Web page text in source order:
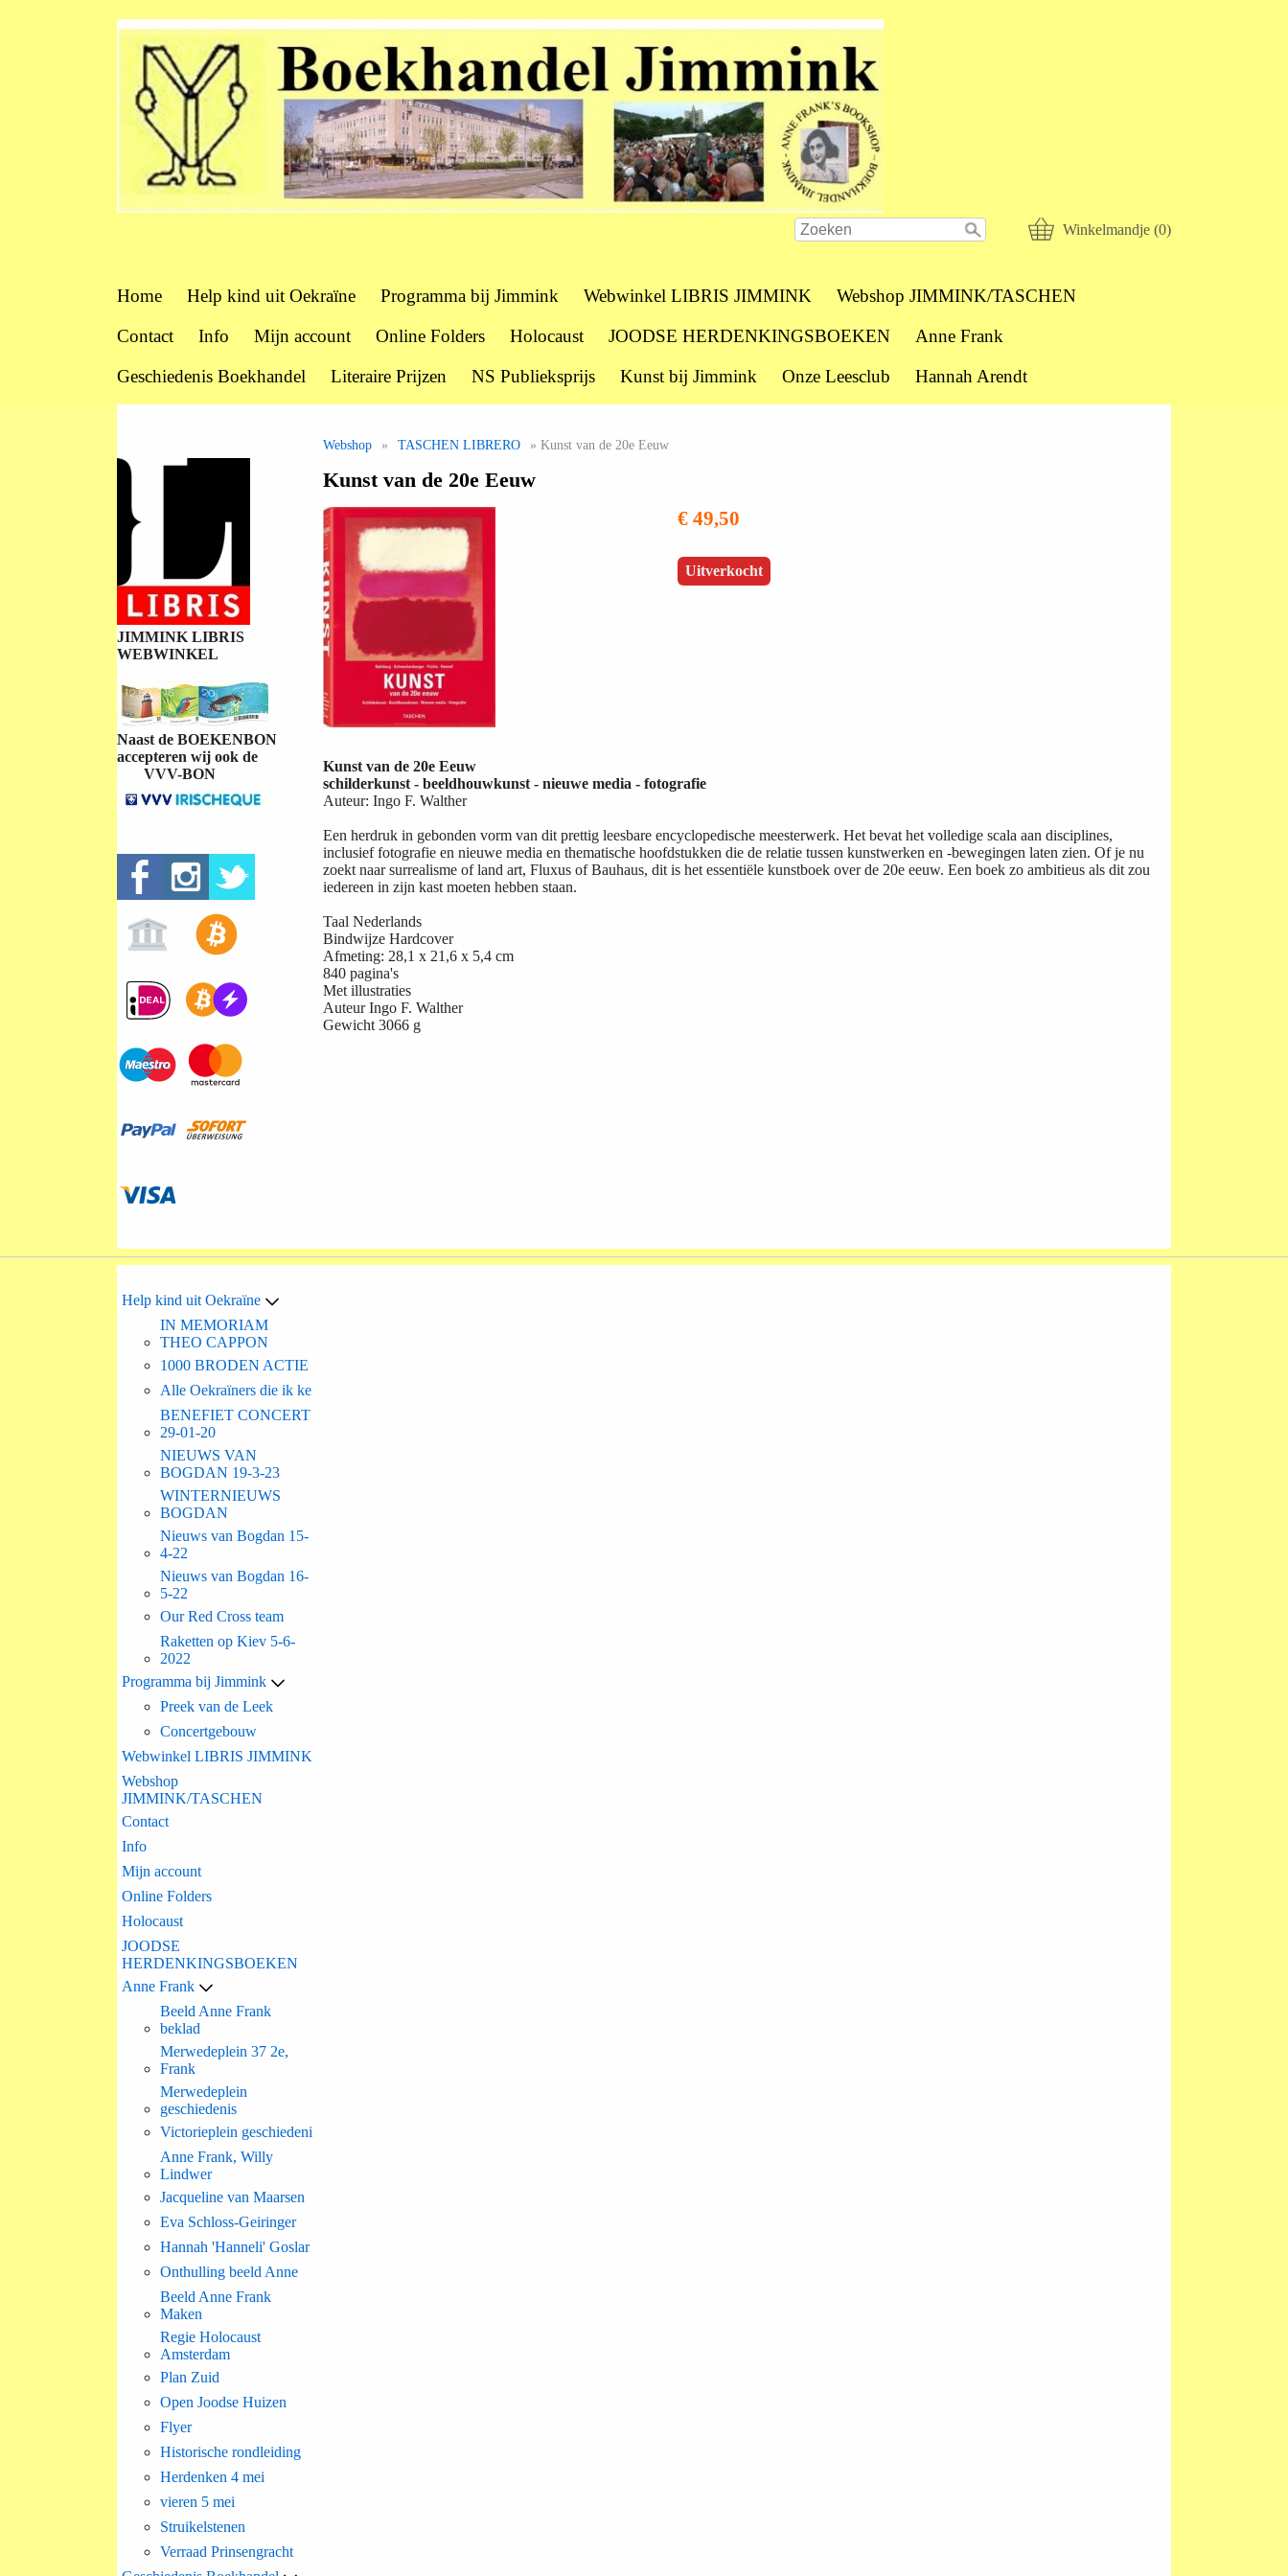
Winkelmandje (0)
Home Help kind uit Oekraïne Programma bij Jimmink Webwinkel LIBRIS JIMMINK
Webshop JIMMINK/TASCHEN
Contact
Info Mijn account Online Folders Holocaust JOODSE HERDENKINGSBOEKEN
Anne Frank
Geschiedenis Boekhandel
Literaire Prijzen NS Publieksprijs Kunst bij Jimmink Onze Leesclub Hannah Arendt
JIMMINK LIBRIS
WEBWINKEL
Naast de BOEKENBON
accepteren wij ook de
VVV-BON
Webshop » TASCHEN LIBRERO » Kunst van de 20e Eeuw
Kunst van de 20e Eeuw
€ 49,50
Uitverkocht
Kunst van de 20e Eeuw
schilderkunst - beeldhouwkunst - nieuwe media - fotografie
Auteur: Ingo F. Walther
Een herdruk in gebonden vorm van dit prettig leesbare encyclopedische meesterwerk. Het bevat het volledige scala aan disciplines,
inclusief fotografie en nieuwe media en thematische hoofdstukken die de relatie tussen kunstwerken en -bewegingen laten zien. Of je nu
zoekt naar surrealisme of land art, Fluxus of Bauhaus, dit is het essentiële kunstboek over de 20e eeuw. Een boek zo ambitieus als dit zou
iedereen in zijn kast moeten hebben staan.
Taal Nederlands
Bindwijze Hardcover
Afmeting: 28,1 x 21,6 x 5,4 cm
840 pagina's
Met illustraties
AuteurIngo F. Walther
Gewicht 3066 g
Help kind uit Oekraïne
IN MEMORIAM
THEO CAPPON
1000 BRODEN ACTIE
Alle Oekraïners die ik ke
BENEFIET CONCERT
29-01-20
NIEUWS VAN
BOGDAN 19-3-23
WINTERNIEUWS
BOGDAN
Nieuws van Bogdan 15-
4-22
Nieuws van Bogdan 16-
5-22
Our Red Cross team
Raketten op Kiev 5-6-
2022
Programma bij Jimmink
Preek van de Leek
Concertgebouw
Webwinkel LIBRIS JIMMINK
Webshop
JIMMINK/TASCHEN
Contact
Info
Mijn account
Online Folders
Holocaust
JOODSE
HERDENKINGSBOEKEN
Anne Frank
Beeld Anne Frank
beklad
Merwedeplein 37 2e,
Frank
Merwedeplein
geschiedenis
Victorieplein geschiedeni
Anne Frank, Willy
Lindwer
Jacqueline van Maarsen
Eva Schloss-Geiringer
Hannah 'Hanneli' Goslar
Onthulling beeld Anne
Beeld Anne Frank
Maken
Regie Holocaust
Amsterdam
Plan Zuid
Open Joodse Huizen
Flyer
Historische rondleiding
Herdenken 4 mei
vieren 5 mei
Struikelstenen
Verraad Prinsengracht